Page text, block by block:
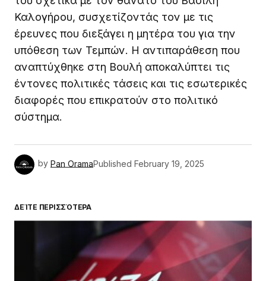
Καλογήρου, συσχετίζοντάς τον με τις
έρευνες που διεξάγει η μητέρα του για την
υπόθεση των Τεμπών. Η αντιπαράθεση που
αναπτύχθηκε στη Βουλή αποκαλύπτει τις
έντονες πολιτικές τάσεις και τις εσωτερικές
διαφορές που επικρατούν στο πολιτικό
σύστημα.
by Pan OramaPublished February 19, 2025
ΔΕΊΤΕ ΠΕΡΙΣΣΌΤΕΡΑ